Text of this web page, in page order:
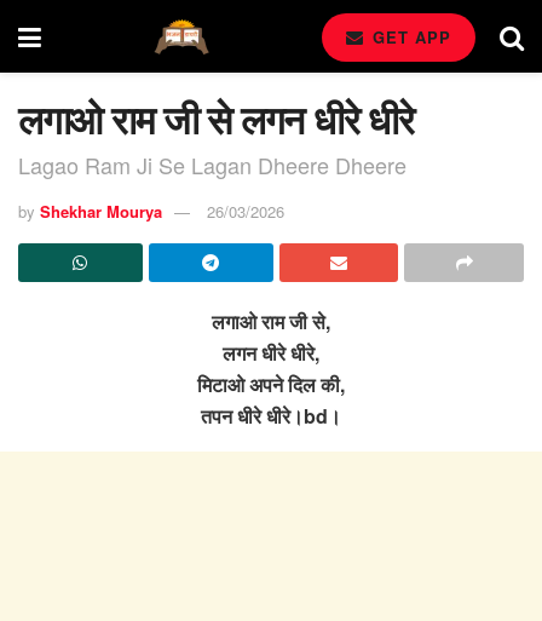
GET APP
लगाओ राम जी से लगन धीरे धीरे
Lagao Ram Ji Se Lagan Dheere Dheere
by Shekhar Mourya 26/03/2026
लगाओ राम जी से,
लगन धीरे धीरे,
मिटाओ अपने दिल की,
तपन धीरे धीरे।bd।